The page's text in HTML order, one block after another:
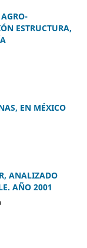
ESTRUCTURA,
EN MÉXICO
ANALIZADO
AÑO 2001